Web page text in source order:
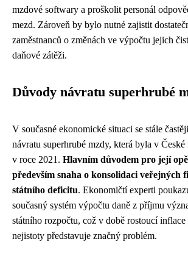
mzdové softwary a proškolit personál
mezd. Zároveň by bylo nutné zajistit
zaměstnanců o změnách ve výpočtu jejich
daňové zátěži.
Důvody návratu superhrubé
V současné ekonomické situaci se stále
návratu superhrubé mzdy, která byla v České
v roce 2021. Hlavním důvodem pro její
především snaha o konsolidaci veřejných
státního deficitu. Ekonomičtí experti
současný systém výpočtu daně z příjmu
státního rozpočtu, což v době rostoucí
nejistoty představuje značný problém.